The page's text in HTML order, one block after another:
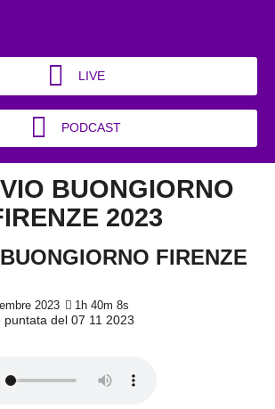
LIVE
PODCAST
BUONGIORNO
2023
FIRENZE
2023 1h 40m 8s
del 07 11 2023